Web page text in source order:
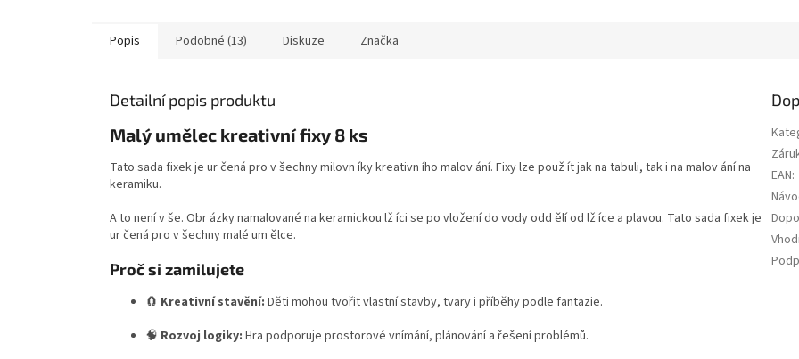
Popis Podobné (13) Diskuze Značka
Detailní popis produktu
Malý umělec kreativní fixy 8 ks
Tato sada fixek je ur čená pro v šechny milovn íky kreativn ího malov ání. Fixy lze použ ít jak na tabuli, tak i na malov ání na
keramiku.
A to není v še. Obr ázky namalované na keramickou lž íci se po vložení do vody odd ělí od lž íce a plavou. Tato sada fixek je
ur čená pro v šechny malé um ělce.
Proč si zamilujete
🧲 Kreativní stavění: Děti mohou tvořit vlastní stavby, tvary i příběhy podle fantazie.
🧠 Rozvoj logiky: Hra podporuje prostorové vnímání, plánování a řešení problémů.
EAN: